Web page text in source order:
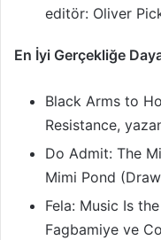
editör: Oliver
En İyi Gerçekliğe
Black Arms to
Resistance,
Do Admit: The
Mimi Pond
Fela: Music Is
Fagbamiye ve